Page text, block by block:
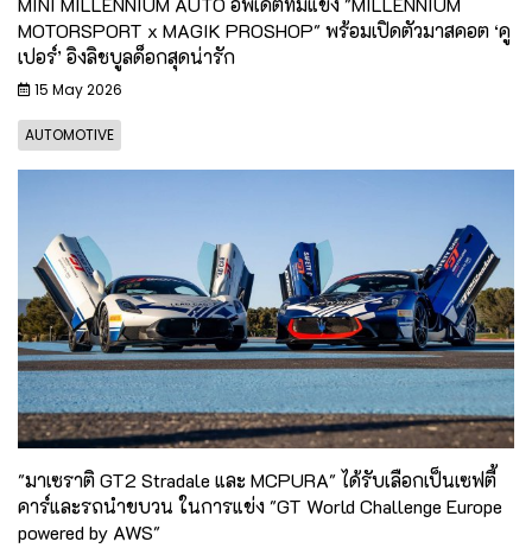
MOTORSPORT x MAGIK PROSHOP" พร้อมเปิดตัวมาสคอต ‘คู
เปอร์’ อิงลิชบูลด็อกสุดน่ารัก
15 May 2026
AUTOMOTIVE
"มาเซราติ GT2 Stradale และ MCPURA" ได้รับเลือกเป็นเซฟตี้
คาร์และรถนำขบวน ในการแข่ง "GT World Challenge Europe
powered by AWS"